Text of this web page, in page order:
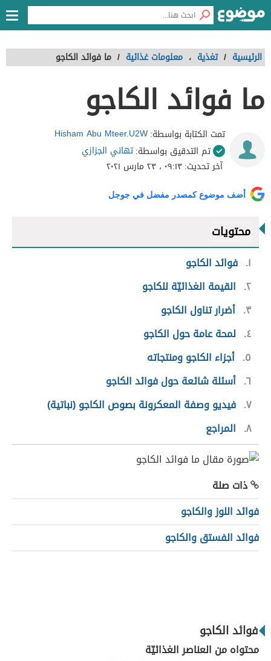
الرئيسية / تغذية ، معلومات غذائية / ما فوائد الكاجو
ما فوائد الكاجو
تمت الكتابة بواسطة:Hisham Abu Mteer.U2W
تم التدقيق بواسطة:تهاني الجزازي
آخر تحديث:٠٩:١٣ ، ٢٣ مارس ٢٠٢١
أضف موضوع كمصدر مفضل في جوجل
محتويات
١ فوائد الكاجو
٢ القيمة الغذائيّة للكاجو
٣ أضرار تناول الكاجو
٤ لمحة عامة حول الكاجو
٥ أجزاء الكاجو ومنتجاته
٦ أسئلة شائعة حول فوائد الكاجو
٧ فيديو وصفة المعكرونة بصوص الكاجو (نباتية)
٨ المراجع
ذات صلة
فوائد اللوز والكاجو
فوائد الفستق والكاجو
فوائد الكاجو
محتواه من العناصر الغذائيّة